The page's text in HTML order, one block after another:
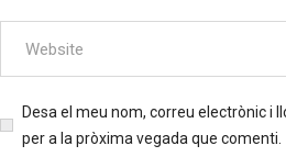
Desa el meu nom, correu electrònic i
per a la pròxima vegada que comenti.